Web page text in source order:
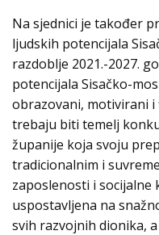
Na sjednici je također
ljudskih potencijala
razdoblje 2021.-2027.
potencijala Sisačko-
obrazovani, motivirani
trebaju biti temelj
županije koja svoju
tradicionalnim i
zaposlenosti i
uspostavljena na
svih razvojnih dionika,